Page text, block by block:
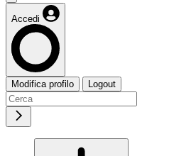
Accedi
Modifica profilo Logout